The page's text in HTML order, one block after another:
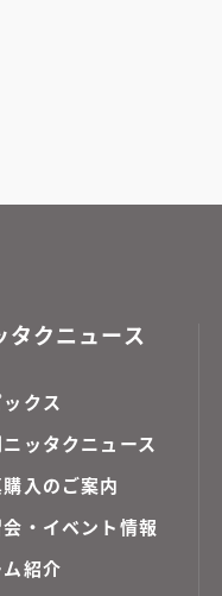
タクニュース
ックス
ッタクニュース
入のご案内
・イベント情報
紹介